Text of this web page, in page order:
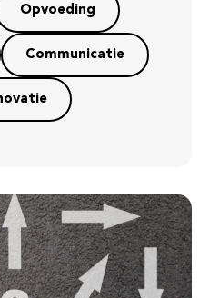
Opvoeding
Communicatie